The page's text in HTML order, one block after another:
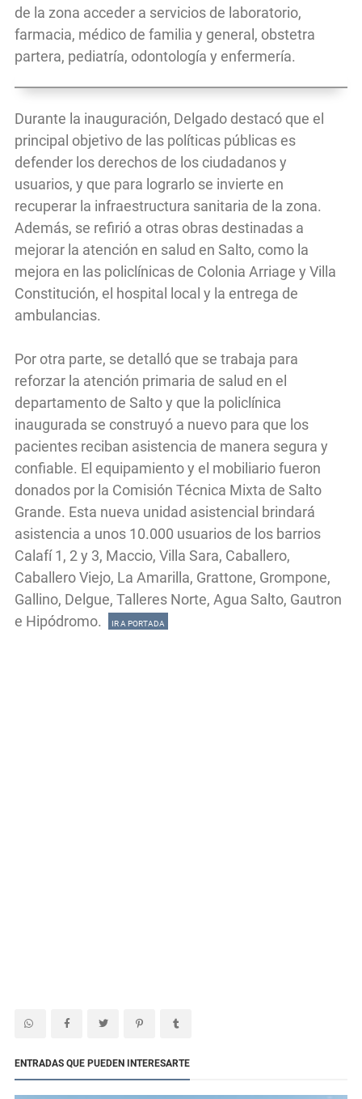
de la zona acceder a servicios de laboratorio,
farmacia, médico de familia y general, obstetra
partera, pediatría, odontología y enfermería.
Durante la inauguración, Delgado destacó que el
principal objetivo de las políticas públicas es
defender los derechos de los ciudadanos y
usuarios, y que para lograrlo se invierte en
recuperar la infraestructura sanitaria de la zona.
Además, se refirió a otras obras destinadas a
mejorar la atención en salud en Salto, como la
mejora en las policlínicas de Colonia Arriage y Villa
Constitución, el hospital local y la entrega de
ambulancias.
Por otra parte, se detalló que se trabaja para
reforzar la atención primaria de salud en el
departamento de Salto y que la policlínica
inaugurada se construyó a nuevo para que los
pacientes reciban asistencia de manera segura y
confiable. El equipamiento y el mobiliario fueron
donados por la Comisión Técnica Mixta de Salto
Grande. Esta nueva unidad asistencial brindará
asistencia a unos 10.000 usuarios de los barrios
Calafí 1, 2 y 3, Maccio, Villa Sara, Caballero,
Caballero Viejo, La Amarilla, Grattone, Grompone,
Gallino, Delgue, Talleres Norte, Agua Salto, Gautron
e Hipódromo.
IR A PORTADA
ENTRADAS QUE PUEDEN INTERESARTE